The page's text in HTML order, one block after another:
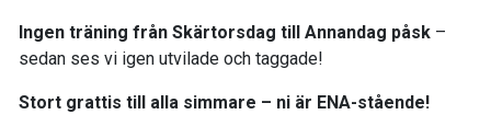
Ingen träning från Skärtorsdag till Annandag påsk –
sedan ses vi igen utvilade och taggade!
Stort grattis till alla simmare – ni är ENA-stående!